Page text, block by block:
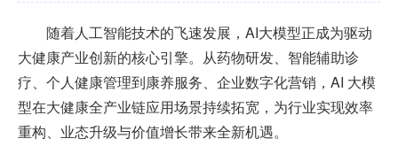
随着人工智能技术的飞速发展，AI大模型正成为驱动
大健康产业创新的核心引擎。从药物研发、智能辅助诊
疗、个人健康管理到康养服务、企业数字化营销，AI 大模
型在大健康全产业链应用场景持续拓宽，为行业实现效率
重构、业态升级与价值增长带来全新机遇。